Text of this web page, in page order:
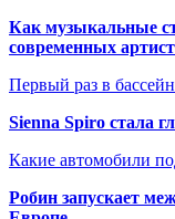
Как музыкальные
современных
Первый раз в
Sienna Spiro стала
Какие автомобили
Робин запускает